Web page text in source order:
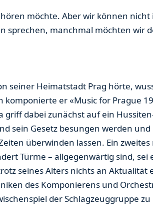
möchte. Aber wir können
sprechen, manchmal möchten wir
seiner Heimatstadt Prag hörte,
komponierte er «Music for Prague
dabei zunächst auf ein
sein Gesetz besungen werden
überwinden lassen. Ein zweites
Türme – allgegenwärtig sind,
seines Alters nichts an
des Komponierens und
der Schlagzeuggruppe